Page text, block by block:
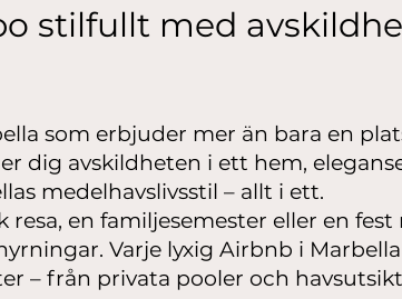
stilfullt med
som erbjuder mer än bara en
dig avskildheten i ett hem,
medelhavslivsstil – allt i ett.
en familjesemester eller en fest
Varje lyxig Airbnb i
– från privata pooler och